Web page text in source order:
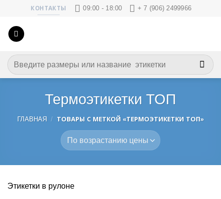
content
КОНТАКТЫ 09:00 - 18:00 + 7 (906) 2499966
Искать:
Термоэтикетки ТОП
ГЛАВНАЯ / ТОВАРЫ С МЕТКОЙ «ТЕРМОЭТИКЕТКИ ТОП»
Этикетки в рулоне